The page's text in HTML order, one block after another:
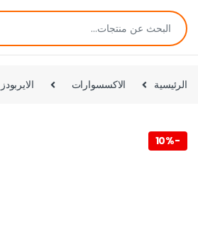
الرئيسية الاكسسوارات الايربودز
-
10%